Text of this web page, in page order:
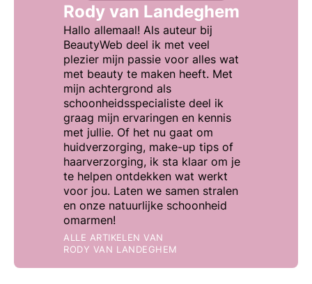
Rody van Landeghem
Hallo allemaal! Als auteur bij
BeautyWeb deel ik met veel
plezier mijn passie voor alles wat
met beauty te maken heeft. Met
mijn achtergrond als
schoonheidsspecialiste deel ik
graag mijn ervaringen en kennis
met jullie. Of het nu gaat om
huidverzorging, make-up tips of
haarverzorging, ik sta klaar om je
te helpen ontdekken wat werkt
voor jou. Laten we samen stralen
en onze natuurlijke schoonheid
omarmen!
ALLE ARTIKELEN VAN
RODY VAN LANDEGHEM